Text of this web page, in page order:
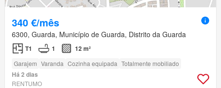
340 €/mês
6300, Guarda, Município de Guarda, Distrito da Guarda
T1 1 12 m²
Garajem Varanda Cozinha equipada Totalmente mobiliado
Há 2 dias
RENTUMO